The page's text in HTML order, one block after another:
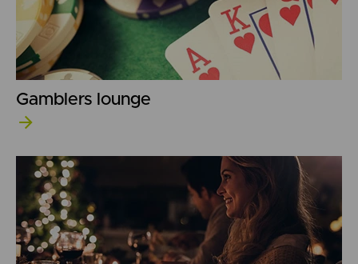
Gamblers lounge